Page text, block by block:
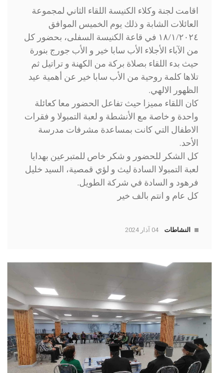
اقامت لجنة وكلاء الكنيسة اللقاء الثاني لمجموعة
العائلات الشابة و ذلك يوم الخميس الموافق
١٨/١/٢٠٢٤ في قاعة الكنيسة السفلى، بحضور كل
من الآباء الأجلاء الأب سابا خير و الأب جورج بنورة
حيث بدء اللقاء بصلاة بركة من الكهنة و تراتيل ثم
تلاها كلمة روحية من الأب سابا خير عن أهمية عيد
الظهور الالهي.
كان اللقاء مميزا حيث تفاعل الحضور معا كعائلة
واحدة و خاصة مع الأنشطة و لعبة التمبولا و فقرات
الاطفال التي كانت بمساعدة مشرفات مدرسة
الأحد.
كل الشكر للحضور و شكر خاص للمتبرعين بهدايا
لعبة التمبولا السادة ليث و لؤي قمصية، السيد خليل
فرهود و السادة في شركة الطويل.
كل عام و انتم بالف خير
النشاطات 04 آذار 2024